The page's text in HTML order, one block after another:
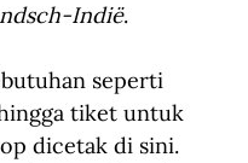
Indië.
seperti
tiket untuk
dicetak di sini.